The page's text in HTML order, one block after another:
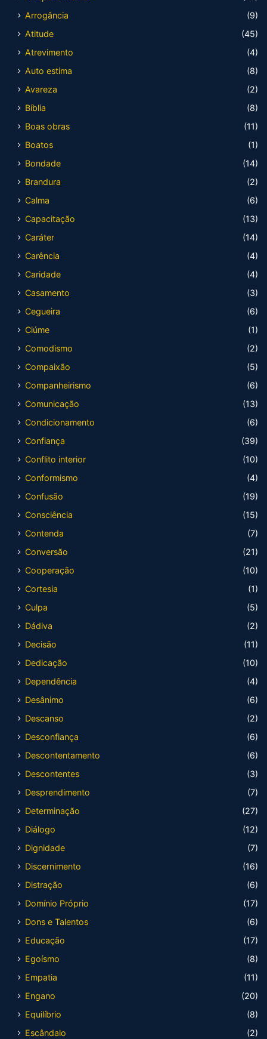
Arrogância
(9)
Atitude
(45)
Atrevimento
(4)
Auto estima
(8)
Avareza
(2)
Bíblia
(8)
Boas obras
(11)
Boatos
(1)
Bondade
(14)
Brandura
(2)
Calma
(6)
Capacitação
(13)
Caráter
(14)
Carência
(4)
Caridade
(4)
Casamento
(3)
Cegueira
(6)
Ciúme
(1)
Comodismo
(2)
Compaixão
(5)
Companheirismo
(6)
Comunicação
(13)
Condicionamento
(6)
Confiança
(39)
Conflito interior
(10)
Conformismo
(4)
Confusão
(19)
Consciência
(15)
Contenda
(7)
Conversão
(21)
Cooperação
(10)
Cortesia
(1)
Culpa
(5)
Dádiva
(2)
Decisão
(11)
Dedicação
(10)
Dependência
(4)
Desânimo
(6)
Descanso
(2)
Desconfiança
(6)
Descontentamento
(6)
Descontentes
(3)
Desprendimento
(7)
Determinação
(27)
Diálogo
(12)
Dignidade
(7)
Discernimento
(16)
Distração
(6)
Domínio Próprio
(17)
Dons e Talentos
(6)
Educação
(17)
Egoísmo
(8)
Empatia
(11)
Engano
(20)
Equilíbrio
(8)
Escândalo
(2)